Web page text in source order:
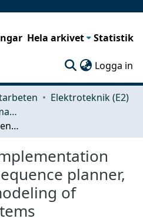
Hela arkivet Statistik
Logga in
Elektroteknik (E2)
Examensarbeten för masterexamen
Development, implementation and testing of sequence planner, a concept for modeling of automation systems
planner,
of